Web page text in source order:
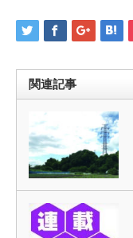
関連記事